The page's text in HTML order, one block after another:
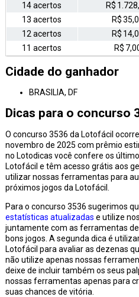
14 acertos
R$
13 acertos
R$
12 acertos
R$
11 acertos
R$
Cidade do ganhador
BRASILIA, DF
Dicas para o concurso
O concurso 3536 da Lotofácil
novembro de 2025 com prêmio
no Lotodicas você confere os
Lotofácil e têm acesso grátis aos
utilizar nossas ferramentas para
próximos jogos da Lotofácil.
Para o concurso 3536 sugerimos
estatísticas atualizadas e utilize
juntamente com as ferramentas
bons jogos. A segunda dica é
Lotofácil para avaliar as dezenas
não utilize apenas nossas
deixe de incluir também os seus
nossas ferramentas apenas para
suas chances de vitória.